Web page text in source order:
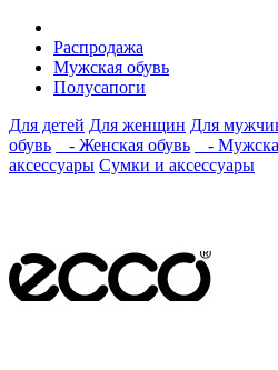
Распродажа
Мужская обувь
Полусапоги
Для детей Для женщин Для
обувь
- Женская обувь -
аксессуары Сумки и аксессуары